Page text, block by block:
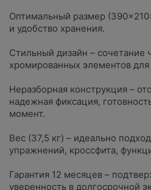
Оптимальный размер
и удобство хранения.
Стильный дизайн – сочетание
хромированных элементов для
Неразборная конструкция –
надежная фиксация,
момент.
Вес (37,5 кг) – идеально
упражнений, кроссфита,
Гарантия 12 месяцев –
уверенность в долгосрочной